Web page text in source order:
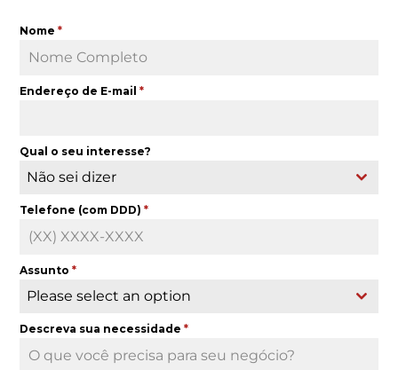
Nome*
Endereço de E-mail*
Qual o seu interesse?
Não sei dizer
Telefone (com DDD)*
Assunto*
Please select an option
Descreva sua necessidade*